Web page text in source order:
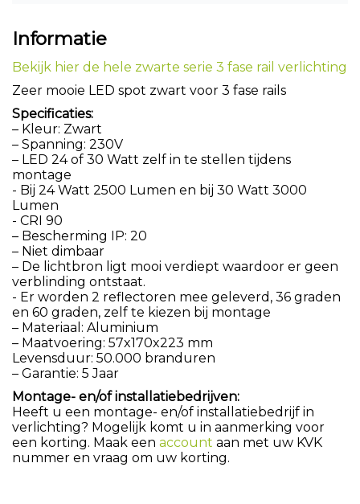
Informatie
Bekijk hier de hele zwarte serie 3 fase rail verlichting
Zeer mooie LED spot zwart voor 3 fase rails
Specificaties:
– Kleur: Zwart
– Spanning: 230V
– LED 24 of 30 Watt zelf in te stellen tijdens
montage
- Bij 24 Watt 2500 Lumen en bij 30 Watt 3000
Lumen
- CRI 90
– Bescherming IP: 20
– Niet dimbaar
– De lichtbron ligt mooi verdiept waardoor er geen
verblinding ontstaat.
- Er worden 2 reflectoren mee geleverd, 36 graden
en 60 graden, zelf te kiezen bij montage
– Materiaal: Aluminium
– Maatvoering: 57x170x223 mm
Levensduur: 50.000 branduren
– Garantie: 5 Jaar
Montage- en/of installatiebedrijven:
Heeft u een montage- en/of installatiebedrijf in
verlichting? Mogelijk komt u in aanmerking voor
een korting. Maak een account aan met uw KVK
nummer en vraag om uw korting.